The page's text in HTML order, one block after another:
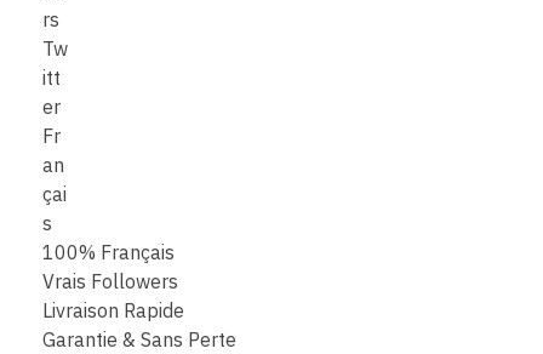
100% Français
Vrais Followers
Livraison Rapide
Garantie & Sans Perte